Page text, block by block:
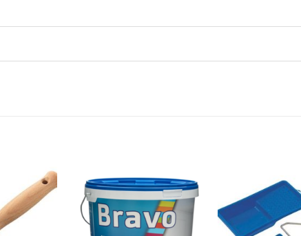
Dodaj
na
Dodaj
listu
želja